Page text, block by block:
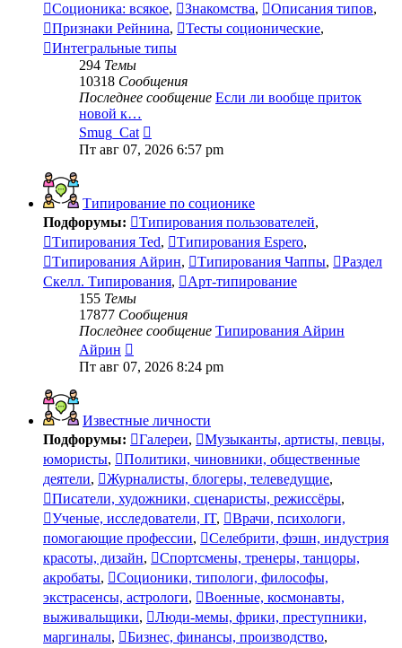
Соционика: всякое, Знакомства, Описания типов,
Признаки Рейнина, Тесты соционические,
Интегральные типы
294 Темы
10318 Сообщения
Последнее сообщение Если ли вообще приток
новой к…
Smug_Cat
к
последнему
Пт авг 07, 2026 6:57 pm
Типирование по соционике
Подфорумы:
Типирования пользователей,
Типирования Ted, Типирования Espero,
Типирования Айрин, Типирования Чаппы,
Раздел
Скелл. Типирования,
Арт-типирование
155 Темы
17877 Сообщения
Последнее сообщение Типирования Айрин
Айрин
к
Пт авг 07, 2026 8:24 pm
Известные личности
Подфорумы:
Галереи,
Музыканты, артисты, певцы,
юмористы,
Политики, чиновники, общественные
деятели, Журналисты, блогеры, телеведущие,
Писатели, художники, сценаристы, режиссёры,
Ученые, исследователи, IT,
Врачи, психологи,
помогающие профессии,
Селебрити, фэшн, индустрия
красоты, дизайн,
Спортсмены, тренеры, танцоры,
акробаты,
Соционики, типологи, философы,
экстрасенсы, астрологи,
Военные, космонавты,
выживальщики,
Люди-мемы, фрики, преступники,
маргиналы, Бизнес, финансы, производство,